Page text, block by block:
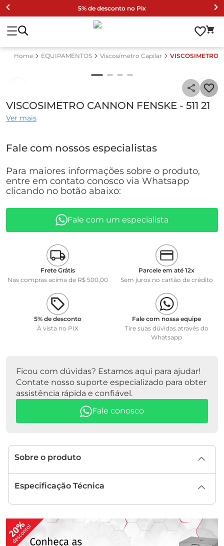
5% de desconto no Pix
EQUIPAMENTOS Viscosímetro Capilar VISCOSIMETRO
VISCOSIMETRO CANNON FENSKE - 511 21
Ver mais
Fale com nossos especialistas
Para maiores informações sobre o produto,
entre em contato conosco via Whatsapp
clicando no botão abaixo:
Fale com um especialista
Frete Grátis
Nas compras acima de R$ 500,00
Parcele em até 12x
Sem juros no cartão de crédito
5% de desconto
À vista no PIX
Fale com nossa equipe
Tire suas dúvidas através do
Whatsapp
Ficou com dúvidas? Estamos aqui para ajudar!
Contate nosso suporte especializado para obter
assistência rápida e confiável.
Fale conosco
Sobre o produto
Especificação Técnica